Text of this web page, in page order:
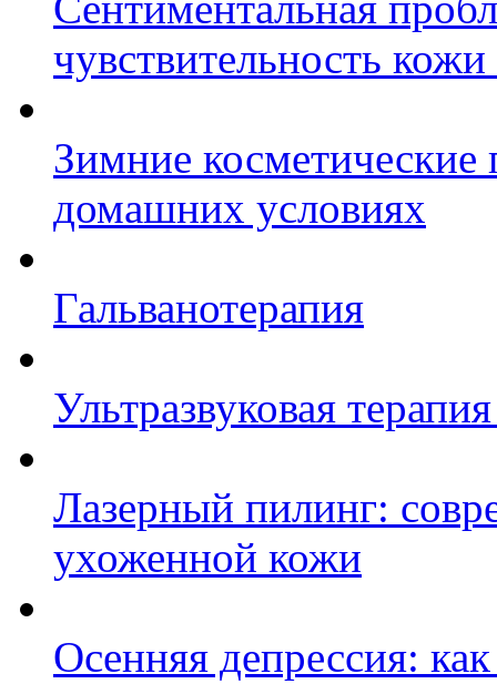
чувствительность
Зимние
домашних условиях
Гальванотерапия
Ультразвуковая
Лазерный пилинг:
ухоженной кожи
Осенняя депрессия: